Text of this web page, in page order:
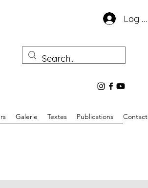
Log In
Galerie Textes Publications Contact